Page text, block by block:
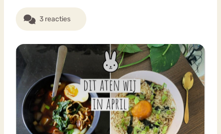
3 reacties